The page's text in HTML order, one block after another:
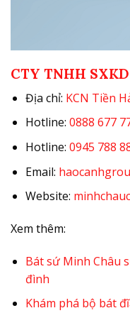
CTY TNHH
Địa chỉ: KCN Tiền
Hotline: 0888 677
Hotline: 0945 788
Email:
Website:
Xem thêm:
Bát sứ Minh Châu
đình
Khám phá bộ bát